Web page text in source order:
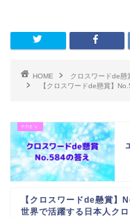
HOME クロスワードde懸
【クロスワードde懸賞】
【クロスワードde懸賞】
世界で活躍する日本人クロ